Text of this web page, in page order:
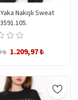
Nakışlı Sweat
₺ 1.209,97 ₺